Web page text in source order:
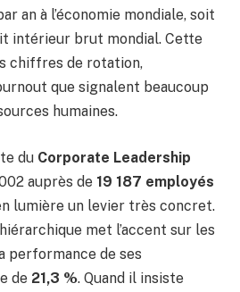
an à l’économie mondiale, soit
intérieur brut mondial. Cette
chiffres de rotation,
que signalent beaucoup
humaines.
du Corporate Leadership
auprès de 19 187 employés
lumière un levier très concret.
met l’accent sur les
performance de ses
de 21,3 %. Quand il insiste